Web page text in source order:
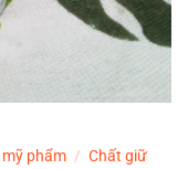
mỹ phẩm / Chất giữ